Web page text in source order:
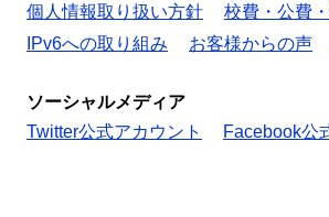
個人情報取り扱い方針
校費・公費
IPv6への取り組み
お客様からの声
ソーシャルメディア
Twitter公式アカウント
Facebook公